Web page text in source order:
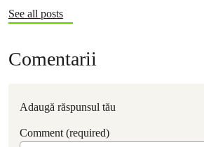
See all posts
Comentarii
Adaugă răspunsul tău
Comment (required)